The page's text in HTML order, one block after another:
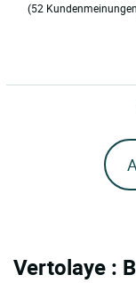
(52
Vertolaye :